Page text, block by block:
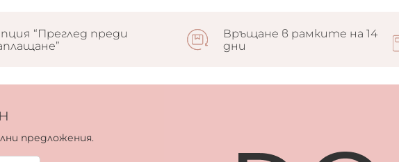
“Преглед преди
Връщане в рамките на 14
дни
предложения.